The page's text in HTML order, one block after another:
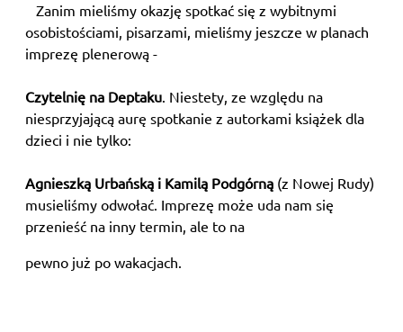
Zanim mieliśmy okazję spotkać się z wybitnymi
osobistościami, pisarzami, mieliśmy jeszcze w planach
imprezę plenerową -
Czytelnię na Deptaku. Niestety, ze względu na
niesprzyjającą aurę spotkanie z autorkami książek dla
dzieci i nie tylko:
Agnieszką Urbańską i Kamilą Podgórną (z Nowej Rudy)
musieliśmy odwołać. Imprezę może uda nam się
przenieść na inny termin, ale to na
pewno już po wakacjach.